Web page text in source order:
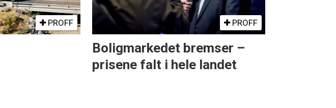
PROFF PROFF
Boligmarkedet bremser –
prisene falt i hele landet